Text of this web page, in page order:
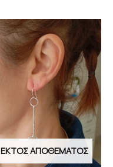
ΕΚΤΌΣ ΑΠΟΘΈΜΑΤΟΣ